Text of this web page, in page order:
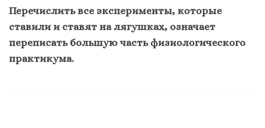
Перечислить все эксперименты, которые
ставили и ставят на лягушках, означает
переписать большую часть физиологического
практикума.